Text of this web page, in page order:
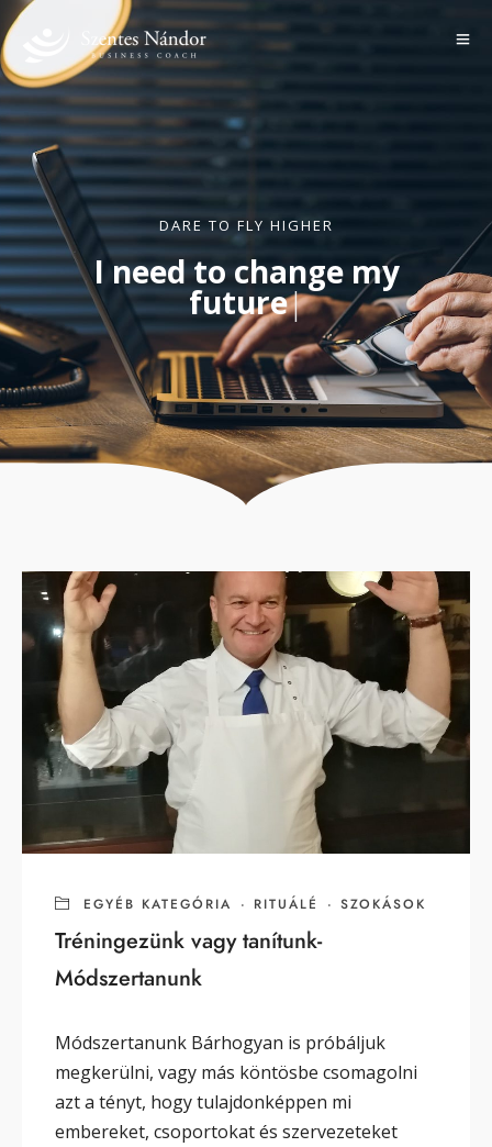
DARE TO FLY HIGHER
I need to change my
future|
EGYÉB KATEGÓRIA · RITUÁLÉ · SZOKÁSOK
Tréningezünk vagy tanítunk-
Módszertanunk
Módszertanunk Bárhogyan is próbáljuk
megkerülni, vagy más köntösbe csomagolni
azt a tényt, hogy tulajdonképpen mi
embereket, csoportokat és szervezeteket